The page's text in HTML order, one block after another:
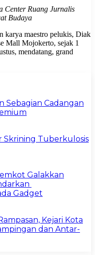
Center Ruang Jurnalis
Budaya
karya maestro pelukis, Diak
Mall Mojokerto, sejak 1
mendatang, grand
Sebagian Cadangan
Skrining Tuberkulosis
Galakkan
Gadget
Kejari Kota
dan Antar-